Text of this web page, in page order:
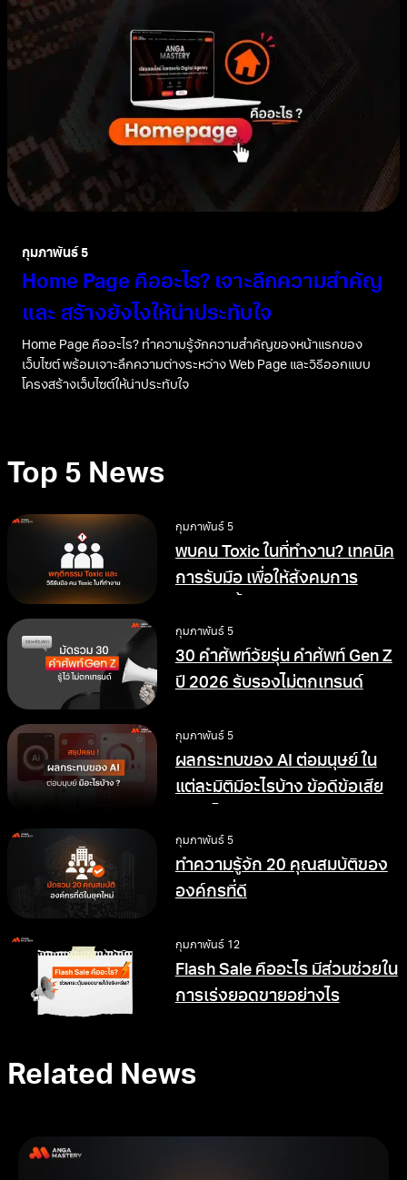
กุมภาพันธ์ 5
Home Page คืออะไร? เจาะลึกความสำคัญ
และ สร้างยังไงให้น่าประทับใจ
Home Page คืออะไร? ทำความรู้จักความสำคัญของหน้าแรกของ
เว็บไซต์ พร้อมเจาะลึกความต่างระหว่าง Web Page และวิธีออกแบบ
โครงสร้างเว็บไซต์ให้น่าประทับใจ
Top 5 News
กุมภาพันธ์ 5
พบคน Toxic ในที่ทำงาน? เทคนิค
การรับมือ เพื่อให้สังคมการ
กุมภาพันธ์ 5
30 คำศัพท์วัยรุ่น คำศัพท์ Gen Z
ปี 2026 รับรองไม่ตกเทรนด์
กุมภาพันธ์ 5
ผลกระทบของ AI ต่อมนุษย์ ใน
แต่ละมิติมีอะไรบ้าง ข้อดีข้อเสีย
กุมภาพันธ์ 5
ทำความรู้จัก 20 คุณสมบัติของ
องค์กรที่ดี
กุมภาพันธ์ 12
Flash Sale คืออะไร มีส่วนช่วยใน
การเร่งยอดขายอย่างไร
Related News